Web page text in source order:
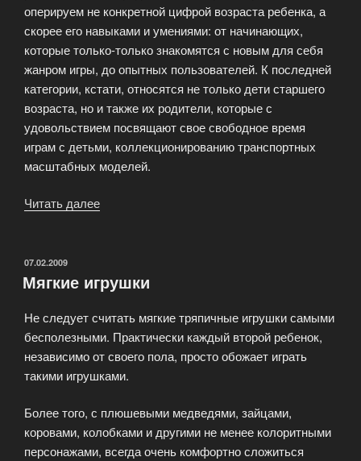
оперируем не конкретной цифрой возраста ребенка, а
скорее его навыками и умениями: от начинающих,
которые только-только знакомятся с новым для себя
жанром игры, до опытных пользователей. К последней
категории, кстати, относятся не только дети старшего
возраста, но и также их родители, которые с
удовольствием посвящают свое свободное время
играм с детьми, коллекционированию транспортных
масштабных моделей.
Читать далее
ОПУБЛИКОВАНО
07.02.2009
Мягкие игрушки
Не следует считать мягкие тряпичные игрушки самыми
бесполезными. Практически каждый второй ребенок,
независимо от своего пола, просто обожает играть
такими игрушками.
Более того, с плюшевыми медведями, зайцами,
коровами, колобками и другими не менее колоритными
персонажами, всегда очень комфортно сложиться